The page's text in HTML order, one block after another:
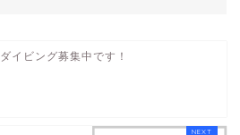
ダイビング募集中です！